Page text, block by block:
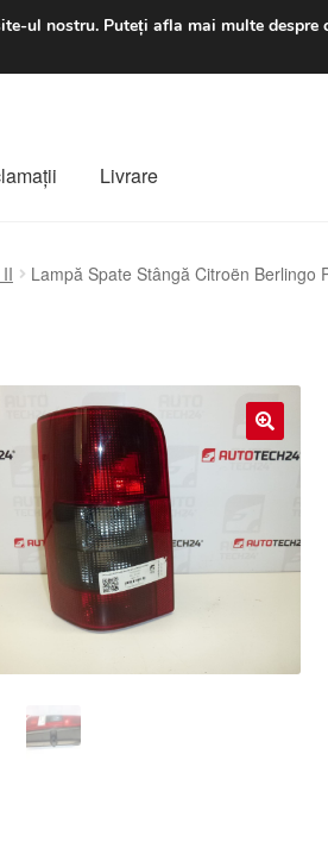
luni-
Livrare
Lampă Spate Stângă Citroën Berlingo
🔍
ul nostru. Puteți afla mai multe despre